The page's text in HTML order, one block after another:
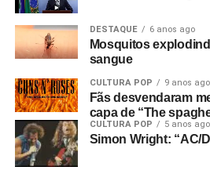
DESTAQUE 6 anos ago
Mosquitos
sangue
CULTURA POP 9 anos ago
Fãs desvendaram
capa de “The
CULTURA POP 5 anos ago
Simon Wright: “AC/